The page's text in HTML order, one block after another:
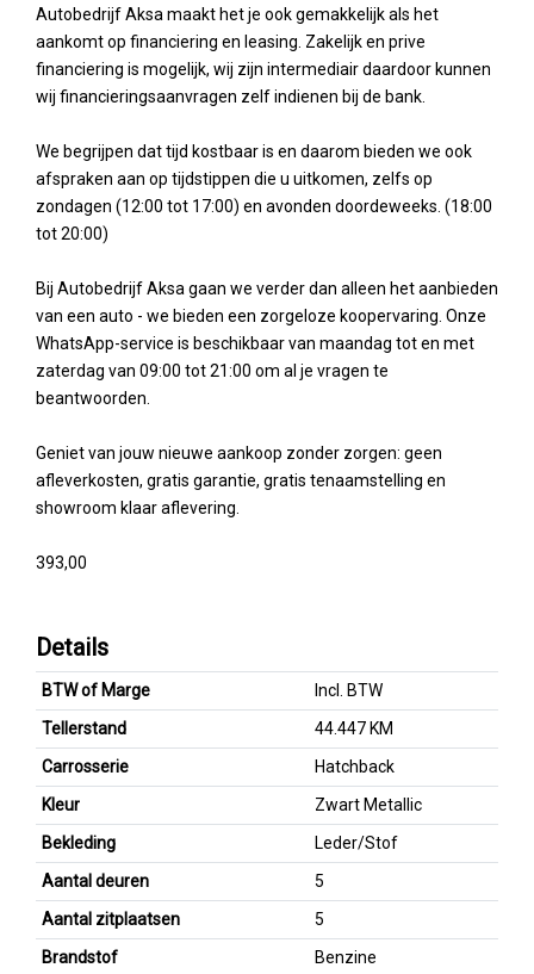
Autobedrijf Aksa maakt het je ook gemakkelijk als het
aankomt op financiering en leasing. Zakelijk en prive
financiering is mogelijk, wij zijn intermediair daardoor kunnen
wij financieringsaanvragen zelf indienen bij de bank.
We begrijpen dat tijd kostbaar is en daarom bieden we ook
afspraken aan op tijdstippen die u uitkomen, zelfs op
zondagen (12:00 tot 17:00) en avonden doordeweeks. (18:00
tot 20:00)
Bij Autobedrijf Aksa gaan we verder dan alleen het aanbieden
van een auto - we bieden een zorgeloze koopervaring. Onze
WhatsApp-service is beschikbaar van maandag tot en met
zaterdag van 09:00 tot 21:00 om al je vragen te
beantwoorden.
Geniet van jouw nieuwe aankoop zonder zorgen: geen
afleverkosten, gratis garantie, gratis tenaamstelling en
showroom klaar aflevering.
393,00
Details
BTW of Marge
Incl. BTW
Tellerstand
44.447 KM
Carrosserie
Hatchback
Kleur
Zwart Metallic
Bekleding
Leder/Stof
Aantal deuren
5
Aantal zitplaatsen
5
Brandstof
Benzine